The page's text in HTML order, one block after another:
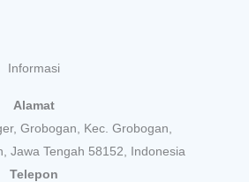
Informasi
Alamat
Grobogan, Kec. Grobogan,
Jawa Tengah 58152, Indonesia
Telepon